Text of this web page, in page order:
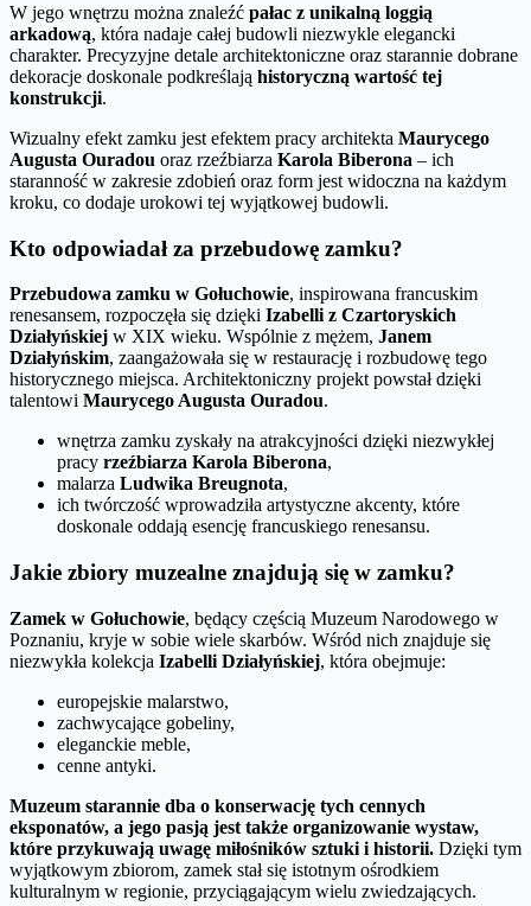
W jego wnętrzu można znaleźć pałac z unikalną loggią
arkadową, która nadaje całej budowli niezwykle elegancki
charakter. Precyzyjne detale architektoniczne oraz starannie dobrane
dekoracje doskonale podkreślają historyczną wartość tej
konstrukcji.
Wizualny efekt zamku jest efektem pracy architekta Maurycego
Augusta Ouradou oraz rzeźbiarza Karola Biberona – ich
staranność w zakresie zdobień oraz form jest widoczna na każdym
kroku, co dodaje urokowi tej wyjątkowej budowli.
Kto odpowiadał za przebudowę zamku?
Przebudowa zamku w Gołuchowie, inspirowana francuskim
renesansem, rozpoczęła się dzięki Izabelli z Czartoryskich
Działyńskiej w XIX wieku. Wspólnie z mężem, Janem
Działyńskim, zaangażowała się w restaurację i rozbudowę tego
historycznego miejsca. Architektoniczny projekt powstał dzięki
talentowi Maurycego Augusta Ouradou.
wnętrza zamku zyskały na atrakcyjności dzięki niezwykłej
pracy rzeźbiarza Karola Biberona,
malarza Ludwika Breugnota,
ich twórczość wprowadziła artystyczne akcenty, które
doskonale oddają esencję francuskiego renesansu.
Jakie zbiory muzealne znajdują się w zamku?
Zamek w Gołuchowie, będący częścią Muzeum Narodowego w
Poznaniu, kryje w sobie wiele skarbów. Wśród nich znajduje się
niezwykła kolekcja Izabelli Działyńskiej, która obejmuje:
europejskie malarstwo,
zachwycające gobeliny,
eleganckie meble,
cenne antyki.
Muzeum starannie dba o konserwację tych cennych
eksponatów, a jego pasją jest także organizowanie wystaw,
które przykuwają uwagę miłośników sztuki i historii. Dzięki tym
wyjątkowym zbiorom, zamek stał się istotnym ośrodkiem
kulturalnym w regionie, przyciągającym wielu zwiedzających.